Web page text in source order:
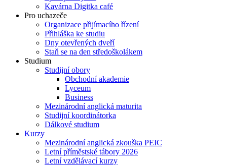
Kavárna Digitka café
Pro uchazeče
Organizace přijímacího řízení
Přihláška ke studiu
Dny otevřených dveří
Staň se na den středoškolákem
Studium
Studijní obory
Obchodní akademie
Lyceum
Business
Mezinárodní anglická maturita
Studijní koordinátorka
Dálkové studium
Kurzy
Mezinárodní anglická zkouška PEIC
Letní příměstské tábory 2026
Letní vzdělávací kurzy